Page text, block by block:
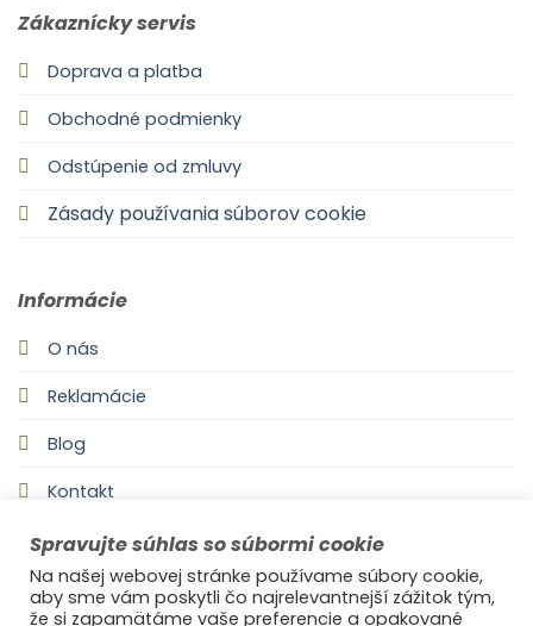
Zákaznícky servis
Doprava a platba
Obchodné podmienky
Odstúpenie od zmluvy
Zásady používania súborov cookie
Informácie
O nás
Reklamácie
Blog
Kontakt
Spravujte súhlas so súbormi cookie
Na našej webovej stránke používame súbory cookie,
aby sme vám poskytli čo najrelevantnejší zážitok tým,
že si zapamätáme vaše preferencie a opakované